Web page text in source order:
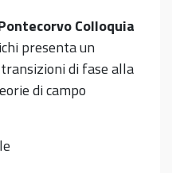
Colloquia
presenta un
di fase alla
di campo